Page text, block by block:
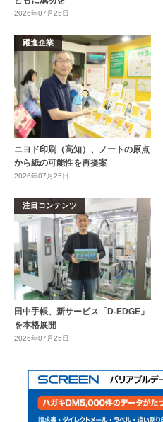
2026年07月25日
躍進企業
ニヨド印刷（高知）、ノートの原点
から紙の可能性を再提案
2026年07月25日
注目コンテンツ
田中手帳、新サービス「D-EDGE」
を本格展開
2026年07月25日